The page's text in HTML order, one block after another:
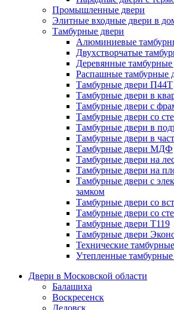
Промышленные двери
Элитные входные двери в
Тамбурные двери
Алюминиевые
Двухстворчатые
Деревянные тамбурные
Распашные тамбурные
Тамбурные двери П44Т
Тамбурные двери в
Тамбурные двери с
Тамбурные двери со
Тамбурные двери в
Тамбурные двери в
Тамбурные двери МДФ
Тамбурные двери на
Тамбурные двери на
Тамбурные двери с
замком
Тамбурные двери со
Тамбурные двери со
Тамбурные двери Т119
Тамбурные двери
Технические
Утепленные тамбурные
Двери в Московской области
Балашиха
Воскресенск
Дедовск